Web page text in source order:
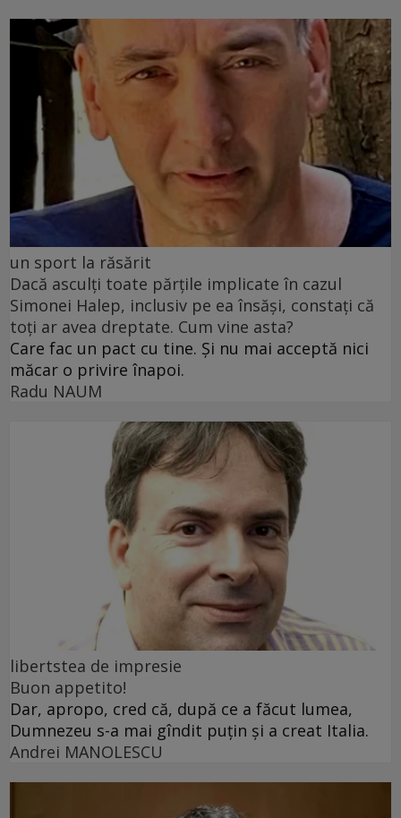
un sport la răsărit
Dacă asculți toate părțile implicate în cazul
Simonei Halep, inclusiv pe ea însăși, constați că
toți ar avea dreptate. Cum vine asta?
Care fac un pact cu tine. Și nu mai acceptă nici
măcar o privire înapoi.
Radu NAUM
libertstea de impresie
Buon appetito!
Dar, apropo, cred că, după ce a făcut lumea,
Dumnezeu s-a mai gîndit puțin și a creat Italia.
Andrei MANOLESCU